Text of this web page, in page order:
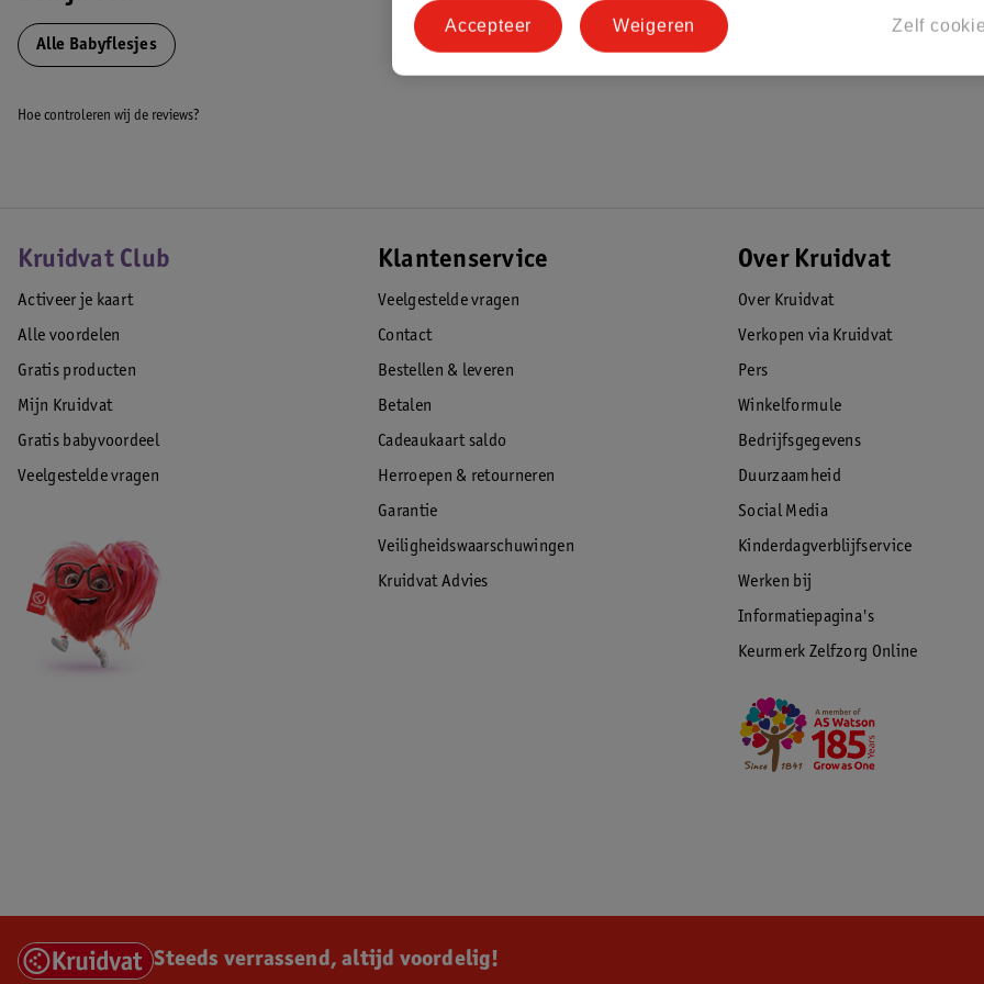
Vaatwasser bestendig
BPA Vrij
Kleur: Multikleur
Alle Babyflesjes
Hoe controleren wij de reviews?
Kruidvat Club
Activeer je kaart
Alle voordelen
Gratis producten
Mijn Kruidvat
Gratis babyvoordeel
Veelgestelde vragen
Klantenservice
Veelgestelde vragen
Contact
Bestellen & leveren
Betalen
Cadeaukaart saldo
Herroepen & retourneren
Garantie
Veiligheidswaarschuwingen
Kruidvat Advies
Over Kruidvat
Over Kruidvat
Verkopen via Kruidvat
Pers
Winkelformule
Bedrijfsgegevens
Duurzaamheid
Social Media
Kinderdagverblijfservice
Werken bij
Informatiepagina's
Keurmerk Zelfzorg Online
Steeds verrassend, altijd voordelig!
Zelf
Weigeren
Accepteer